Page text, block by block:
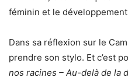
féminin et le
Dans sa réflexion sur le
prendre son stylo. Et c’est
nos racines – Au-delà de la